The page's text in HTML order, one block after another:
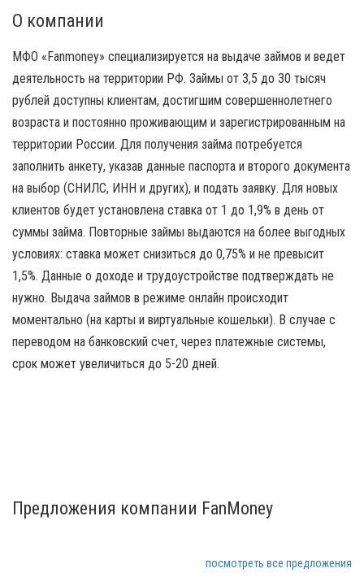
О компании
МФО «Fanmoney» специализируется на выдаче займов и ведет
деятельность на территории РФ. Займы от 3,5 до 30 тысяч
рублей доступны клиентам, достигшим совершеннолетнего
возраста и постоянно проживающим и зарегистрированным на
территории России. Для получения займа потребуется
заполнить анкету, указав данные паспорта и второго документа
на выбор (СНИЛС, ИНН и других), и подать заявку. Для новых
клиентов будет установлена ставка от 1 до 1,9% в день от
суммы займа. Повторные займы выдаются на более выгодных
условиях: ставка может снизиться до 0,75% и не превысит
1,5%. Данные о доходе и трудоустройстве подтверждать не
нужно. Выдача займов в режиме онлайн происходит
моментально (на карты и виртуальные кошельки). В случае с
переводом на банковский счет, через платежные системы,
срок может увеличиться до 5-20 дней.
Предложения компании FanMoney
посмотреть все предложения